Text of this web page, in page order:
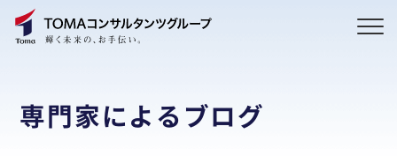
専門家によるブログ